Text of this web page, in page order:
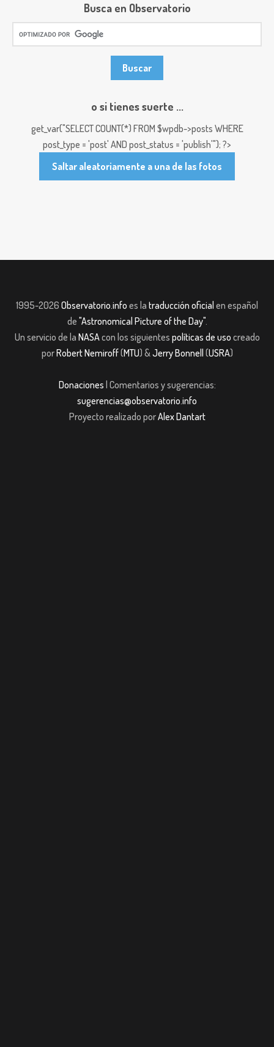
Busca en Observatorio
o si tienes suerte ...
get_var("SELECT COUNT(*) FROM $wpdb->posts WHERE
post_type = 'post' AND post_status = 'publish'"); ?>
Saltar aleatoriamente a una de las fotos
1995-2026 Observatorio.info es la traducción oficial en español
de "Astronomical Picture of the Day".
Un servicio de la NASAcon los siguientes políticas de uso creado
porRobert Nemiroff(MTU) &Jerry Bonnell (USRA)
Donaciones | Comentarios y sugerencias:
sugerencias@observatorio.info
Proyecto realizado porAlex Dantart